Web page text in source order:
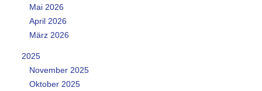
Mai 2026
April 2026
März 2026
2025
November 2025
Oktober 2025